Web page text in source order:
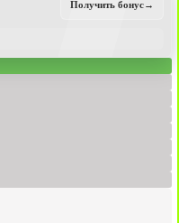
Получить бонус→